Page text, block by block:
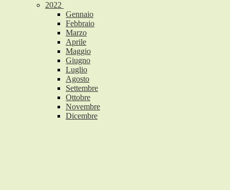
2022
Gennaio
Febbraio
Marzo
Aprile
Maggio
Giugno
Luglio
Agosto
Settembre
Ottobre
Novembre
Dicembre